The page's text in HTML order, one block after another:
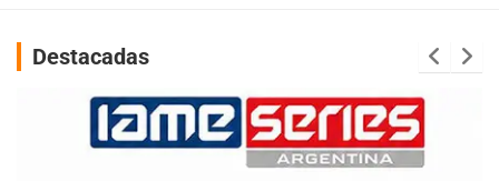
Destacadas